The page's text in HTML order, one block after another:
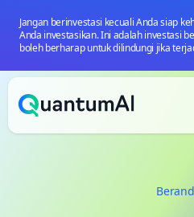
Jangan berinvestasi kecuali Anda siap
Anda investasikan. Ini adalah investasi
boleh berharap untuk dilindungi jika
Loncat ke konten